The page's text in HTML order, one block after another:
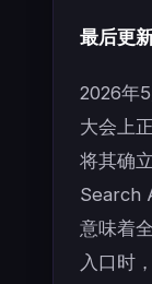
最后更
2026年
大会上
将其确
Search
意味着
入口时